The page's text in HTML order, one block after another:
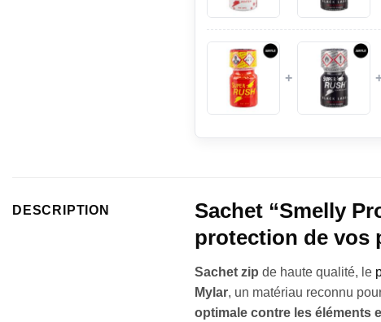
+
DESCRIPTION
Sachet “Smelly
protection de vos
Sachet zip de haute qualité, le
Mylar, un matériau reconnu
optimale contre les éléments